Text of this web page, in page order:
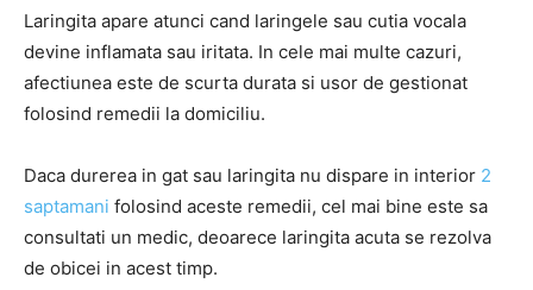
Laringita apare atunci cand laringele sau cutia vocala
devine inflamata sau iritata. In cele mai multe cazuri,
afectiunea este de scurta durata si usor de gestionat
folosind remedii la domiciliu.
Daca durerea in gat sau laringita nu dispare in interior 2
saptamani folosind aceste remedii, cel mai bine este sa
consultati un medic, deoarece laringita acuta se rezolva
de obicei in acest timp.